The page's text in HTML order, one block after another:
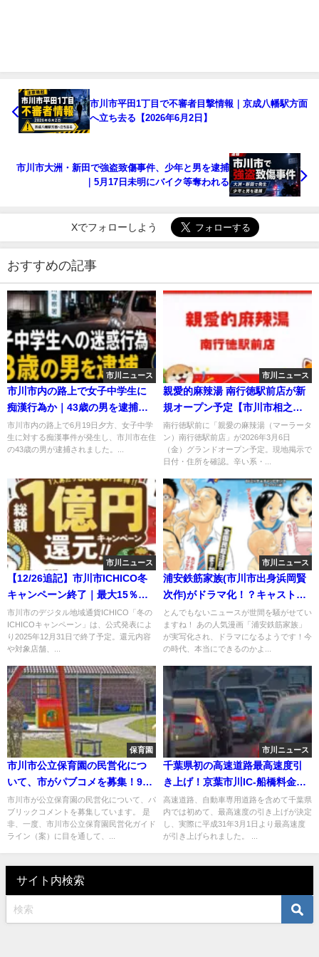
市川市平田1丁目で不審者目撃情報｜京成八幡駅方面
へ立ち去る【2026年6月2日】
市川市大洲・新田で強盗致傷事件、少年と男を逮捕
｜5月17日未明にバイク等奪われる
Xでフォローしよう
おすすめの記事
市川ニュース
市川市内の路上で女子中学生に
痴漢行為か｜43歳の男を逮捕
【市川署】2026年6月20日
市川市内の路上で6月19日夕方、女子中学
生に対する痴漢事件が発生し、市川市在住
の43歳の男が逮捕されました。...
市川ニュース
親愛的麻辣湯 南行徳駅前店が新
規オープン予定【市川市相之川
／2026年3月6日】
南行徳駅前に「親愛の麻辣湯（マーラータ
ン）南行徳駅前店」が2026年3月6日
（金）グランドオープン予定。現地掲示で
日付・住所を確認。辛い系・...
市川ニュース
【12/26追記】市川市ICHICO冬
キャンペーン終了｜最大15％還
元・総額1億円は12月31日まで
市川市のデジタル地域通貨ICHICO「冬の
ICHICOキャンペーン」は、公式発表によ
り2025年12月31日で終了予定。還元内容
や対象店舗、...
市川ニュース
浦安鉄筋家族(市川市出身浜岡賢
次作)がドラマ化！？キャストも
決定！
とんでもないニュースが世間を騒がせてい
ますね！ あの人気漫画「浦安鉄筋家族」
が実写化され、ドラマになるようです！今
の時代、本当にできるのかよ...
保育園
市川市公立保育園の民営化につ
いて、市がパブコメを募集！9月
20日まで！
市川市が公立保育園の民営化について、パ
ブリックコメントを募集しています。 是
非、一度、市川市公立保育園民営化ガイド
ライン（案）に目を通して、...
市川ニュース
千葉県初の高速道路最高速度引
き上げ！京葉市川IC-船橋料金所
間が80km/hへ
高速道路、自動車専用道路を含めて千葉県
内では初めて、最高速度の引き上げが決定
し、実際に平成31年3月1日より最高速度
が引き上げられました。 ...
サイト内検索